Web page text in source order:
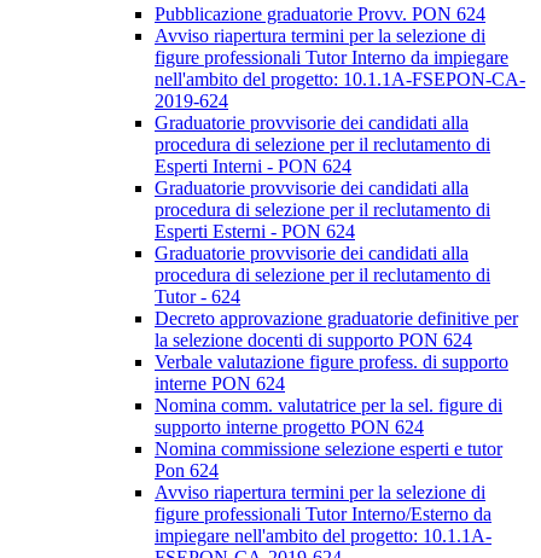
Pubblicazione graduatorie Provv. PON 624
Avviso riapertura termini per la selezione di
figure professionali Tutor Interno da impiegare
nell'ambito del progetto: 10.1.1A-FSEPON-CA-
2019-624
Graduatorie provvisorie dei candidati alla
procedura di selezione per il reclutamento di
Esperti Interni - PON 624
Graduatorie provvisorie dei candidati alla
procedura di selezione per il reclutamento di
Esperti Esterni - PON 624
Graduatorie provvisorie dei candidati alla
procedura di selezione per il reclutamento di
Tutor - 624
Decreto approvazione graduatorie definitive per
la selezione docenti di supporto PON 624
Verbale valutazione figure profess. di supporto
interne PON 624
Nomina comm. valutatrice per la sel. figure di
supporto interne progetto PON 624
Nomina commissione selezione esperti e tutor
Pon 624
Avviso riapertura termini per la selezione di
figure professionali Tutor Interno/Esterno da
impiegare nell'ambito del progetto: 10.1.1A-